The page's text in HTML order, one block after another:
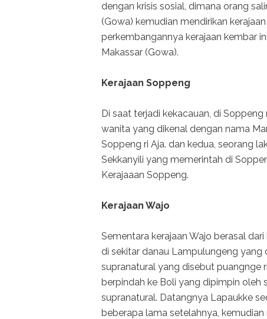
dengan krisis sosial, dimana orang
(Gowa) kemudian mendirikan
perkembangannya kerajaan kembar
Makassar (Gowa).
Kerajaan Soppeng
Di saat terjadi kekacauan, di
wanita yang dikenal dengan nama
Soppeng ri Aja. dan kedua, seorang
Sekkanyili yang memerintah di
Kerajaaan Soppeng.
Kerajaan Wajo
Sementara kerajaan Wajo berasal
di sekitar danau Lampulungeng
supranatural yang disebut puangnge
berpindah ke Boli yang dipimpin oleh
supranatural. Datangnya Lapaukke
beberapa lama setelahnya,